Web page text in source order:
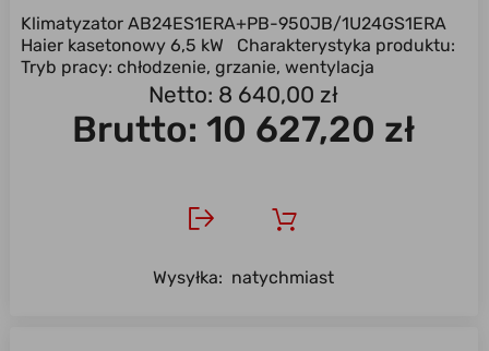
Klimatyzator AB24ES1ERA+PB-950JB/1U24GS1ERA
Haier kasetonowy 6,5 kW Charakterystyka produktu:
Tryb pracy: chłodzenie, grzanie, wentylacja
Netto: 8 640,00 zł
Brutto:10 627,20 zł
Wysyłka: natychmiast